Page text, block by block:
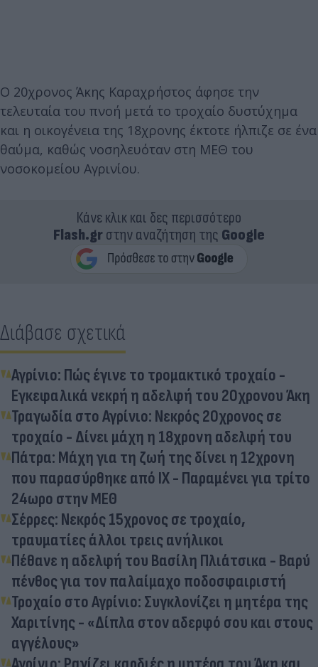
Ο 20χρονος Άκης Καραχρήστος άφησε την
τελευταία του πνοή μετά το τροχαίο δυστύχημα
και η οικογένεια της 18χρονης έκτοτε ήλπιζε σε ένα
θαύμα, καθώς νοσηλευόταν στη ΜΕΘ του
νοσοκομείου Αγρινίου.
Κάνε κλικ και δες περισσότερο
Flash.grστην αναζήτηση της Google
Διάβασε σχετικά
Αγρίνιο: Πώς έγινε το τρομακτικό τροχαίο -
Εγκεφαλικά νεκρή η αδελφή του 20χρονου Άκη
Τραγωδία στο Αγρίνιο: Νεκρός 20χρονος σε
τροχαίο - Δίνει μάχη η 18χρονη αδελφή του
Πάτρα: Μάχη για τη ζωή της δίνει η 12χρονη
που παρασύρθηκε από ΙΧ - Παραμένει για τρίτο
24ωρο στην ΜΕΘ
Σέρρες: Νεκρός 15χρονος σε τροχαίο,
τραυματίες άλλοι τρεις ανήλικοι
Πέθανε η αδελφή του Βασίλη Πλιάτσικα - Βαρύ
πένθος για τον παλαίμαχο ποδοσφαιριστή
Τροχαίο στο Αγρίνιο: Συγκλονίζει η μητέρα της
Χαριτίνης - «Δίπλα στον αδερφό σου και στους
αγγέλους»